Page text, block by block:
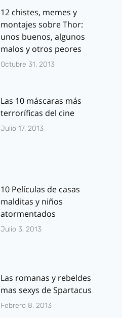
12 chistes, memes y
montajes sobre Thor:
unos buenos, algunos
malos y otros peores
Octubre 31, 2013
Las 10 máscaras más
terroríficas del cine
Julio 17, 2013
10 Películas de casas
malditas y niños
atormentados
Julio 3, 2013
Las romanas y rebeldes
mas sexys de Spartacus
Febrero 8, 2013